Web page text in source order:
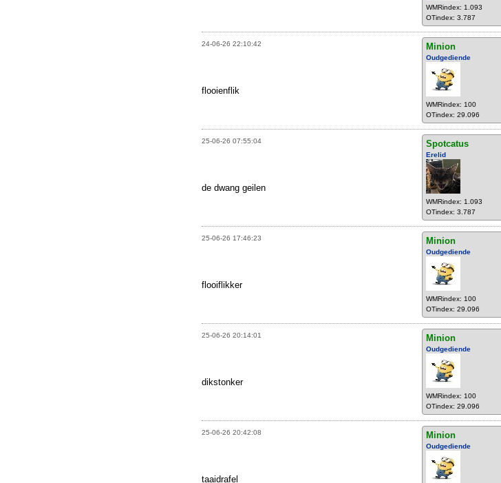
WMRindex: 1.093
OTindex: 3.787
24-06-26 22:10:42 Minion
Oudgediende
WMRindex: 100
OTindex: 29.096
flooienflik
25-06-26 07:55:04 Spotcatus
Erelid
WMRindex: 1.093
OTindex: 3.787
de dwang geilen
25-06-26 17:46:23 Minion
Oudgediende
WMRindex: 100
OTindex: 29.096
flooiflikker
25-06-26 20:14:01 Minion
Oudgediende
WMRindex: 100
OTindex: 29.096
dikstonker
25-06-26 20:42:08 Minion
Oudgediende
taaidrafel